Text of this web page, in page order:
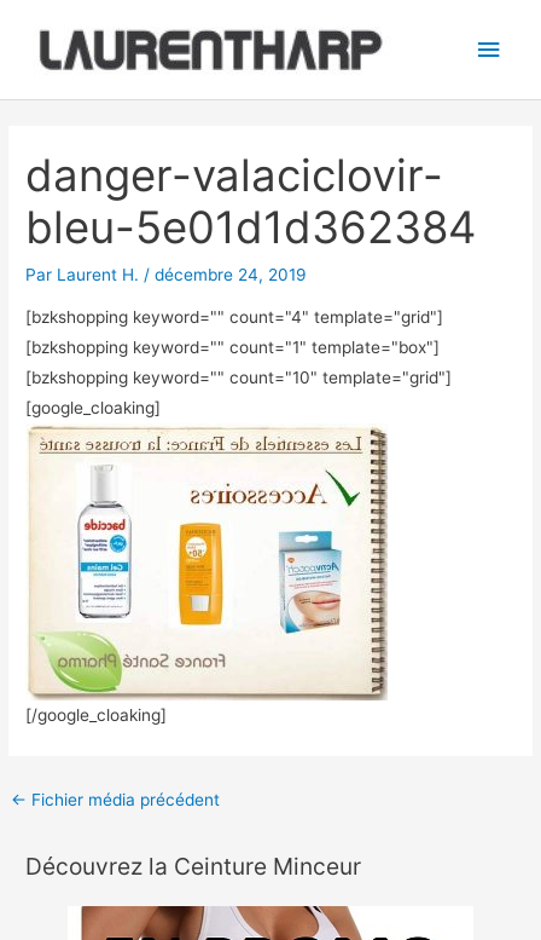
contenu
danger-valaciclovir-
bleu-5e01d1d362384
Par Laurent H. /décembre 24, 2019
[bzkshopping keyword="" count="4" template="grid"]
[bzkshopping keyword="" count="1" template="box"]
[bzkshopping keyword="" count="10" template="grid"]
[google_cloaking]
[/google_cloaking]
articles
← Fichier média précédent
Découvrez la Ceinture Minceur